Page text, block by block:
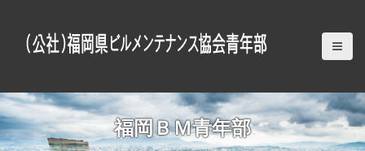
o
c
o
n
福岡ＢＭ青年部